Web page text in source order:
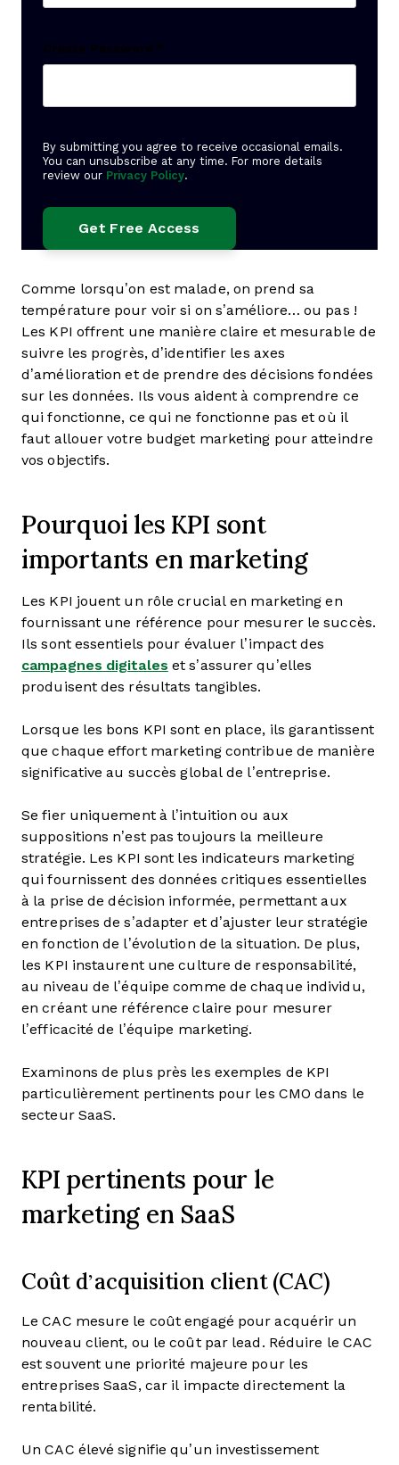
Create Password *
By submitting you agree to receive occasional emails.
You can unsubscribe at any time. For more details
review our Privacy Policy.
Comme lorsqu’on est malade, on prend sa
température pour voir si on s’améliore… ou pas !
Les KPI offrent une manière claire et mesurable de
suivre les progrès, d’identifier les axes
d’amélioration et de prendre des décisions fondées
sur les données. Ils vous aident à comprendre ce
qui fonctionne, ce qui ne fonctionne pas et où il
faut allouer votre budget marketing pour atteindre
vos objectifs.
Pourquoi les KPI sont
importants en marketing
Les KPI jouent un rôle crucial en marketing en
fournissant une référence pour mesurer le succès.
Ils sont essentiels pour évaluer l’impact des
campagnes digitales et s’assurer qu’elles
produisent des résultats tangibles.
Lorsque les bons KPI sont en place, ils garantissent
que chaque effort marketing contribue de manière
significative au succès global de l’entreprise.
Se fier uniquement à l’intuition ou aux
suppositions n’est pas toujours la meilleure
stratégie. Les KPI sont les indicateurs marketing
qui fournissent des données critiques essentielles
à la prise de décision informée, permettant aux
entreprises de s’adapter et d’ajuster leur stratégie
en fonction de l’évolution de la situation. De plus,
les KPI instaurent une culture de responsabilité,
au niveau de l’équipe comme de chaque individu,
en créant une référence claire pour mesurer
l’efficacité de l’équipe marketing.
Examinons de plus près les exemples de KPI
particulièrement pertinents pour les CMO dans le
secteur SaaS.
KPI pertinents pour le
marketing en SaaS
Coût d’acquisition client (CAC)
Le CAC mesure le coût engagé pour acquérir un
nouveau client, ou le coût par lead. Réduire le CAC
est souvent une priorité majeure pour les
entreprises SaaS, car il impacte directement la
rentabilité.
Un CAC élevé signifie qu’un investissement